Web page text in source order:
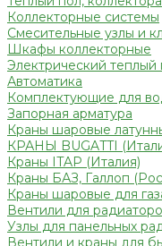
Коллекторные системы
Смесительные узлы и
Шкафы коллекторные
Электрический теплый
Автоматика
Комплектующие для
Запорная арматура
Краны шаровые
КРАНЫ BUGATTI
Краны ITAP (Италия)
Краны БАЗ, Галлоп
Краны шаровые для
Вентили для
Узлы для панельных
Вентили и краны для